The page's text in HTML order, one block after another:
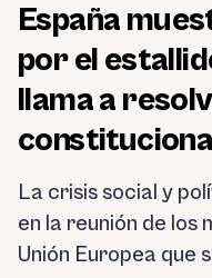
España
por el
llama a
La crisis social y
en la reunión de los
Unión Europea que